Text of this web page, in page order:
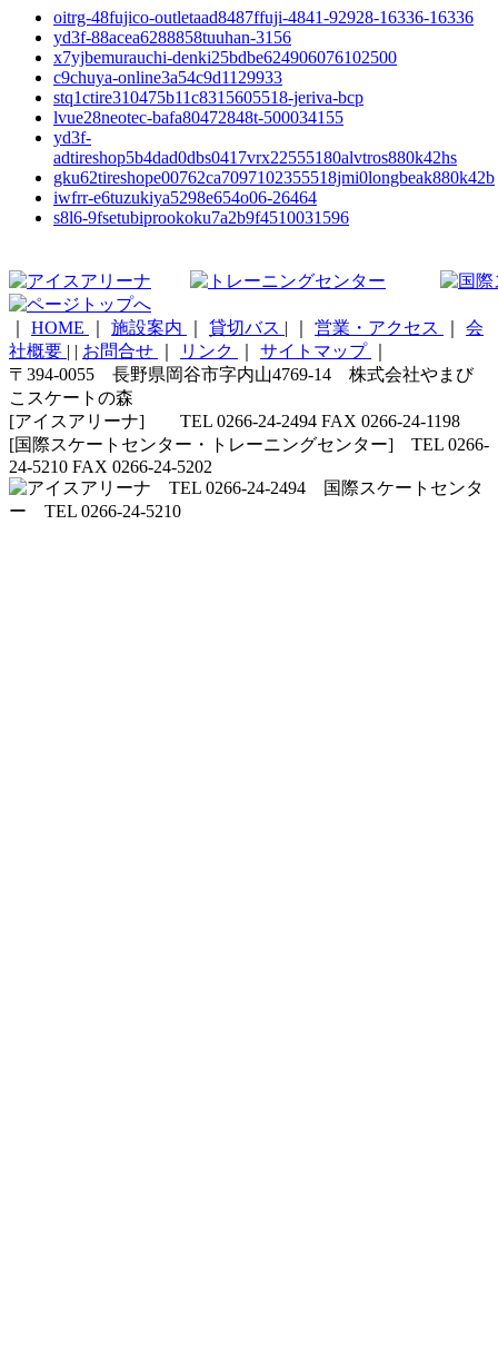
oitrg-48fujico-outletaad8487ffuji-4841-92928-16336-16336
yd3f-88acea6288858tuuhan-3156
x7yjbemurauchi-denki25bdbe624906076102500
c9chuya-online3a54c9d1129933
stq1ctire310475b11c8315605518-jeriva-bcp
lvue28neotec-bafa80472848t-500034155
yd3f-
adtireshop5b4dad0dbs0417vrx22555180alvtros880k42hs
gku62tireshope00762ca7097102355518jmi0longbeak880k42b
iwfrr-e6tuzukiya5298e654o06-26464
s8l6-9fsetubiprookoku7a2b9f4510031596
HOME 施設案内 貸切バス | 営業・アクセス
会
社概要 | | お問合せ リンク サイトマップ
〒394-0055 長野県岡谷市字内山4769-14 株式会社やまび
こスケートの森
[アイスアリーナ] TEL 0266-24-2494 FAX 0266-24-1198
[国際スケートセンター・トレーニングセンター] TEL 0266-
24-5210 FAX 0266-24-5202